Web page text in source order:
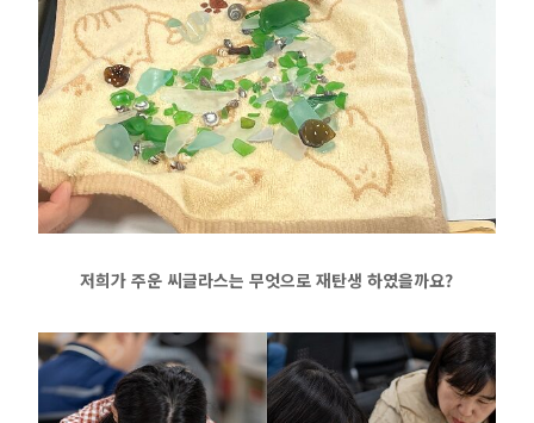
저희가 주운 씨글라스는 무엇으로 재탄생 하였을까요?